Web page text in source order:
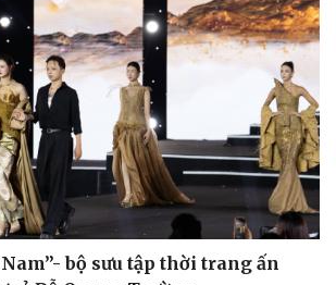
Cristiano Ronaldo đồng hành
Cup 2026 tại Paris
vé trực tiếp vào vòng chung kết League
2026
dàn sao đình đám sẽ mở màn eSports
tại Paris